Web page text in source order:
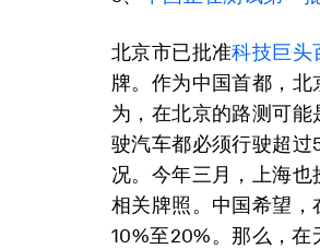
北京市已批准科技巨头
牌。作为中国首都，
为，在北京的路测可
驶汽车都必须行驶超
况。今年三月，上海
相关牌照。中国希望
10%至20%。那么，在